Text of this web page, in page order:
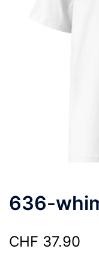
636-
CHF 37.90